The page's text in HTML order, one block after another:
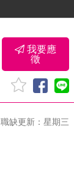
我要應
徵
職缺更新：星期三